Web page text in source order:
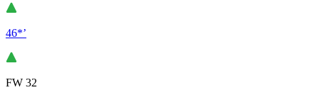
46*’
FW 32